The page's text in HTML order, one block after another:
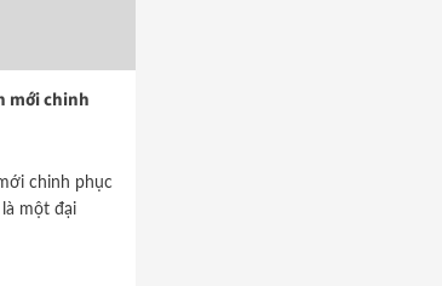
mới chinh
chinh phục
một đại